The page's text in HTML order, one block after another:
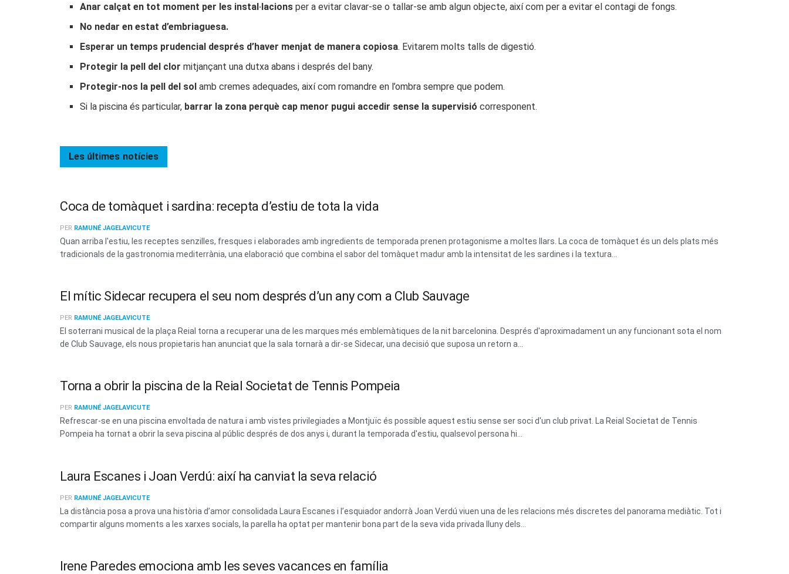
Anar calçat en tot moment per les instal·lacions per a evitar clavar-se o tallar-se amb algun objecte, així com per a evitar el contagi de fongs.
No nedar en estat d’embriaguesa.
Esperar un temps prudencial després d’haver menjat de manera copiosa. Evitarem molts talls de digestió.
Protegir la pell del clor mitjançant una dutxa abans i després del bany.
Protegir-nos la pell del sol amb cremes adequades, així com romandre en l’ombra sempre que podem.
Si la piscina és particular, barrar la zona perquè cap menor pugui accedir sense la supervisió corresponent.
Les últimes notícies
Coca de tomàquet i sardina: recepta d’estiu de tota la vida
PER RAMUNÉ JAGELAVICUTE
Quan arriba l'estiu, les receptes senzilles, fresques i elaborades amb ingredients de temporada prenen protagonisme a moltes llars. La coca de tomàquet és un dels plats més
tradicionals de la gastronomia mediterrània, una elaboració que combina el sabor del tomàquet madur amb la intensitat de les sardines i la textura...
El mític Sidecar recupera el seu nom després d’un any com a Club Sauvage
PER RAMUNÉ JAGELAVICUTE
El soterrani musical de la plaça Reial torna a recuperar una de les marques més emblemàtiques de la nit barcelonina. Després d'aproximadament un any funcionant sota el nom
de Club Sauvage, els nous propietaris han anunciat que la sala tornarà a dir-se Sidecar, una decisió que suposa un retorn a...
Torna a obrir la piscina de la Reial Societat de Tennis Pompeia
PER RAMUNÉ JAGELAVICUTE
Refrescar-se en una piscina envoltada de natura i amb vistes privilegiades a Montjuïc és possible aquest estiu sense ser soci d'un club privat. La Reial Societat de Tennis
Pompeia ha tornat a obrir la seva piscina al públic després de dos anys i, durant la temporada d'estiu, qualsevol persona hi...
Laura Escanes i Joan Verdú: així ha canviat la seva relació
PER RAMUNÉ JAGELAVICUTE
La distància posa a prova una història d’amor consolidada Laura Escanes i l’esquiador andorrà Joan Verdú viuen una de les relacions més discretes del panorama mediàtic. Tot i
compartir alguns moments a les xarxes socials, la parella ha optat per mantenir bona part de la seva vida privada lluny dels...
Irene Paredes emociona amb les seves vacances en família